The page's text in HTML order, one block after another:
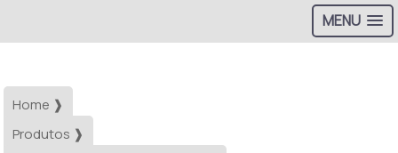
MENU
Home ❱
Produtos ❱